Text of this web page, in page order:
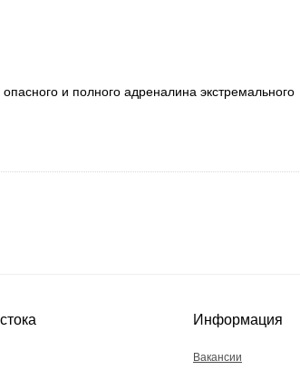
и полного адреналина экстремального
Информация
Вакансии